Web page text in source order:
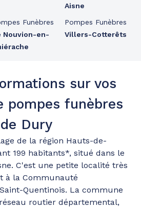
Funèbres
Nouvion-en-
Aisne
Pompes Funèbres
Villers-Cotterêts
sur vos
pompes funèbres
de Dury
de la région Hauts-de-
199 habitants*, situé dans le
C'est une petite localité très
à la Communauté
Quentinois. La commune
routier départemental,